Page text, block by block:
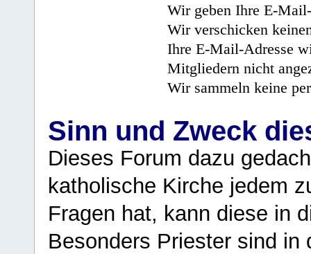
Wir geben Ihre E-
Wir verschicken
Ihre E-Mail-Adresse
Mitgliedern nicht
Wir sammeln keine
Sinn und Zweck
Dieses Forum dazu
katholische Kirche jedem
Fragen hat, kann diese in
Besonders Priester sind in